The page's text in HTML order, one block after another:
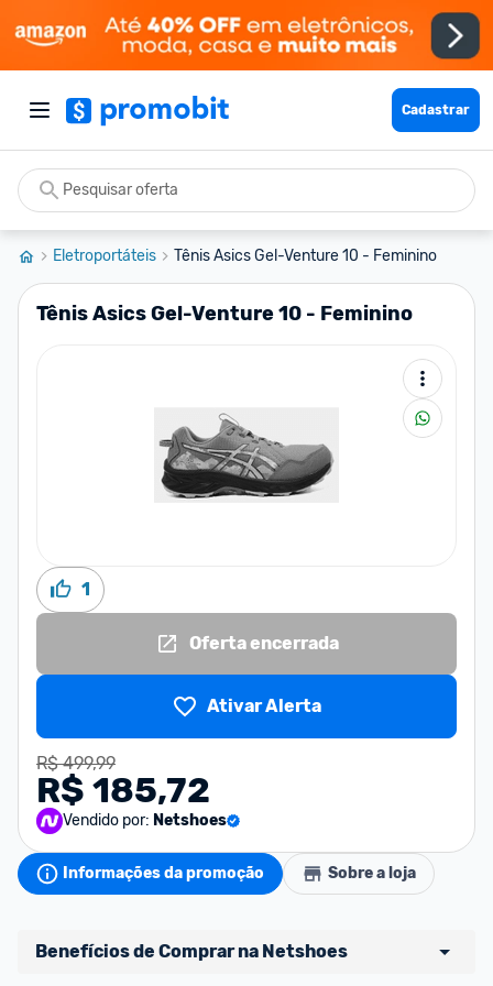
Cadastrar
Eletroportáteis Tênis Asics Gel-Venture 10 - Feminino
Tênis Asics Gel-Venture 10 - Feminino
1
Oferta encerrada
Ativar Alerta
R$ 499,99
R$ 185,72
Vendido por: Netshoes
Informações da promoção Sobre a loja
Benefícios de Comprar na Netshoes